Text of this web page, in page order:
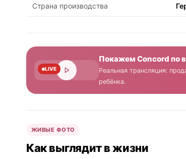
Страна производства
LIVE
Покажем Concord по
Реальная трансляция:
ребёнка.
ЖИВЫЕ ФОТО
Как выглядит в жизни